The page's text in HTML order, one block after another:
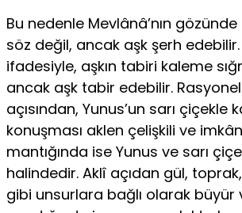
Bu nedenle Mevlânâ’nın gözünde
söz değil, ancak aşk şerh edebilir.
ifadesiyle, aşkın tabiri kaleme
ancak aşk tabir edebilir.
açısından, Yunus’un sarı çiçekle
konuşması aklen çelişkili ve
mantığında ise Yunus ve sarı
halindedir. Aklî açıdan gül,
gibi unsurlara bağlı olarak büyür